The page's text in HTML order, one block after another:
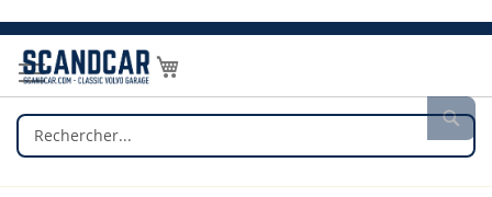
Allez
au
contenu
Mon panier